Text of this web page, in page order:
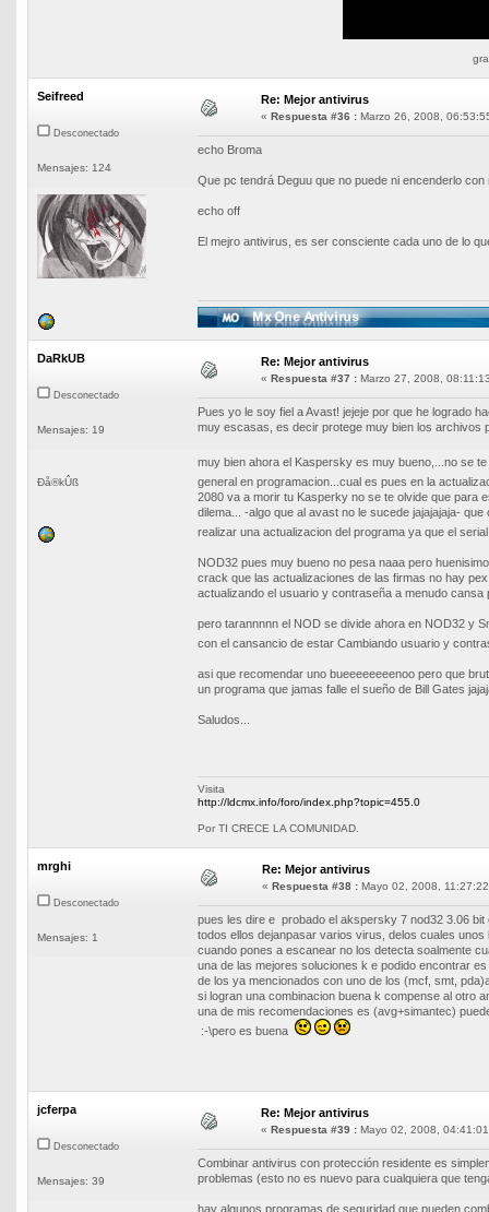
Seifreed
Desconectado
Mensajes: 124
Re: Mejor antivirus
« Respuesta #36 : Marzo 26, 2008,
echo Broma
Que pc tendrá Deguu que no puede ni encenderlo
echo off
El mejro antivirus, es ser consciente cada uno de lo
DaRkUB
Desconectado
Mensajes: 19
Ðå®kÛß
Re: Mejor antivirus
« Respuesta #37 : Marzo 27, 2008,
Pues yo le soy fiel a Avast! jejeje por que he logrado
muy escasas, es decir protege muy bien los
muy bien ahora el Kaspersky es muy bueno,...no se
general en programacion...cual es pues en la
2080 va a morir tu Kasperky no se te olvide que para
dilema... -algo que al avast no le sucede jajajajaja-
realizar una actualizacion del programa ya que el
NOD32 pues muy bueno no pesa naaa pero
crack que las actualizaciones de las firmas no hay
actualizando el usuario y contraseña a menudo cansa
pero tarannnnn el NOD se divide ahora en NOD32 y
con el cansancio de estar Cambiando usuario y
asi que recomendar uno bueeeeeeeenoo pero que
un programa que jamas falle el sueño de Bill Gates
Saludos...
Visita
http://ldcmx.info/foro/index.php?topic=455.0
Por TI CRECE LA COMUNIDAD.
mrghi
Desconectado
Mensajes: 1
Re: Mejor antivirus
« Respuesta #38 : Mayo 02, 2008,
pues les dire e probado el akspersky 7 nod32 3.06
todos ellos dejanpasar varios virus, delos cuales
cuando pones a escanear no los detecta soalmente
una de las mejores soluciones k e podido encontrar
de los ya mencionados con uno de los (mcf, smt,
si logran una combinacion buena k compense al otro
una de mis recomendaciones es (avg+simantec)
:-\pero es buena
jcferpa
Desconectado
Mensajes: 39
Re: Mejor antivirus
« Respuesta #39 : Mayo 02, 2008,
Combinar antivirus con protección residente es
problemas (esto no es nuevo para cualquiera que
hay algunos programas de seguridad que pueden